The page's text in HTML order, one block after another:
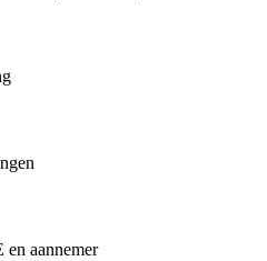
aannemer